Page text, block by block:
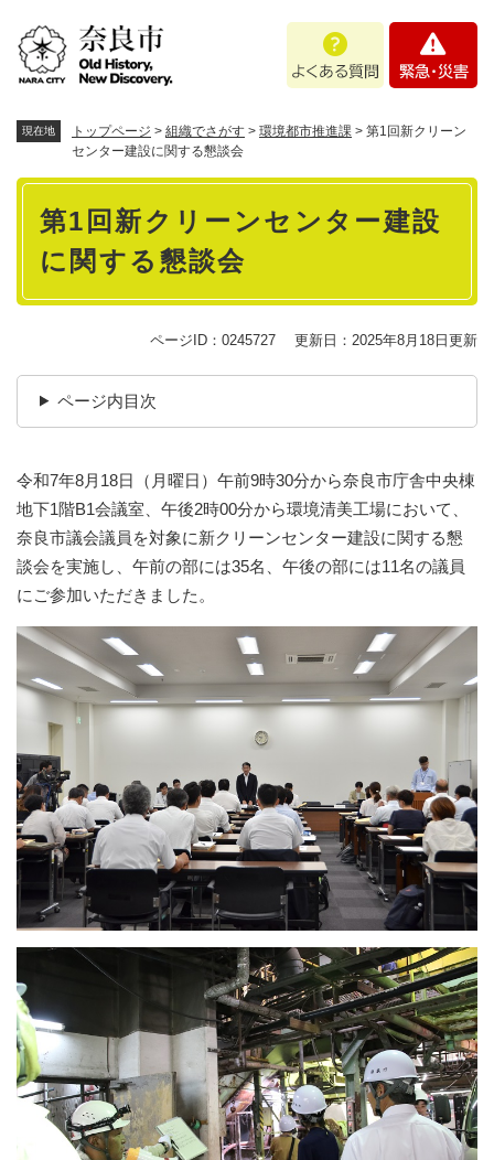
あ
問
・
現在地 トップページ > 組織でさがす > 環境都市推進課 > 第1回新クリーン
センター建設に関する懇談会
本
第1回新クリーンセンター建設
に関する懇談会
ページID：0245727 更新日：2025年8月18日更新
ページ内目次
令和7年8月18日（月曜日）午前9時30分から奈良市庁舎中央棟
地下1階B1会議室、午後2時00分から環境清美工場において、
奈良市議会議員を対象に新クリーンセンター建設に関する懇
談会を実施し、午前の部には35名、午後の部には11名の議員
にご参加いただきました。